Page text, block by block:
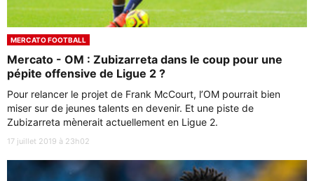
MERCATO FOOTBALL
Mercato - OM : Zubizarreta dans le coup pour une
pépite offensive de Ligue 2 ?
Pour relancer le projet de Frank McCourt, l’OM pourrait bien
miser sur de jeunes talents en devenir. Et une piste de
Zubizarreta mènerait actuellement en Ligue 2.
17 juillet 2019 à 23h02